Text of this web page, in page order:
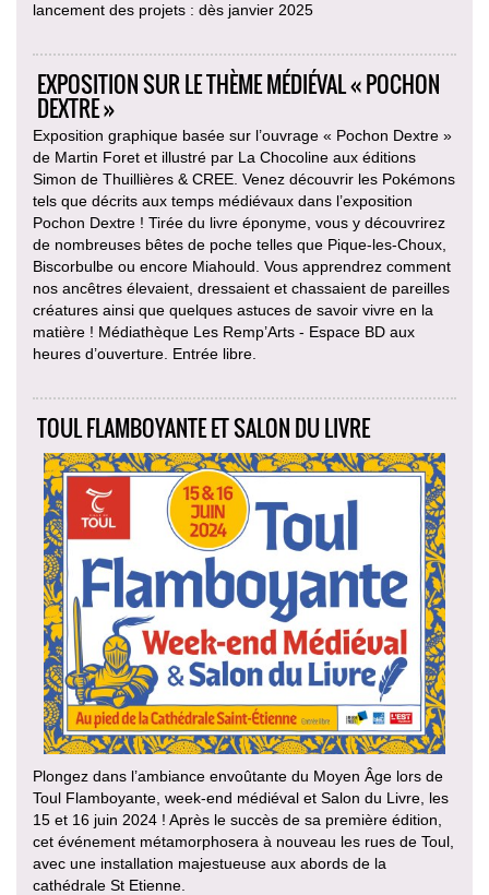
lancement des projets : dès janvier 2025
EXPOSITION SUR LE THÈME MÉDIÉVAL « POCHON
DEXTRE »
Exposition graphique basée sur l’ouvrage « Pochon Dextre »
de Martin Foret et illustré par La Chocoline aux éditions
Simon de Thuillières & CREE. Venez découvrir les Pokémons
tels que décrits aux temps médiévaux dans l’exposition
Pochon Dextre ! Tirée du livre éponyme, vous y découvrirez
de nombreuses bêtes de poche telles que Pique-les-Choux,
Biscorbulbe ou encore Miahould. Vous apprendrez comment
nos ancêtres élevaient, dressaient et chassaient de pareilles
créatures ainsi que quelques astuces de savoir vivre en la
matière ! Médiathèque Les Remp’Arts - Espace BD aux
heures d’ouverture. Entrée libre.
TOUL FLAMBOYANTE ET SALON DU LIVRE
Plongez dans l’ambiance envoûtante du Moyen Âge lors de
Toul Flamboyante, week-end médiéval et Salon du Livre, les
15 et 16 juin 2024 ! Après le succès de sa première édition,
cet événement métamorphosera à nouveau les rues de Toul,
avec une installation majestueuse aux abords de la
cathédrale St Etienne.